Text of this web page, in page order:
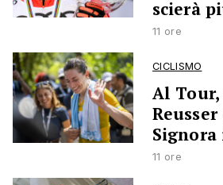
scierà
11 ore
CICLISMO
Al
11 ore